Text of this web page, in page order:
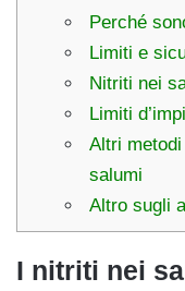
Perché
Limiti e
Nitriti nei
Limiti
Altri
salumi
Altro sugli
I nitriti nei